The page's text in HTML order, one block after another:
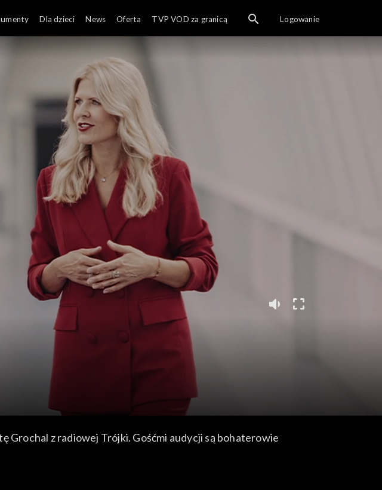
Grochal z radiowej Trójki. Gośćmi audycji są bohaterowie
Dla dzieci News Oferta TVP VOD za granicą Logowanie